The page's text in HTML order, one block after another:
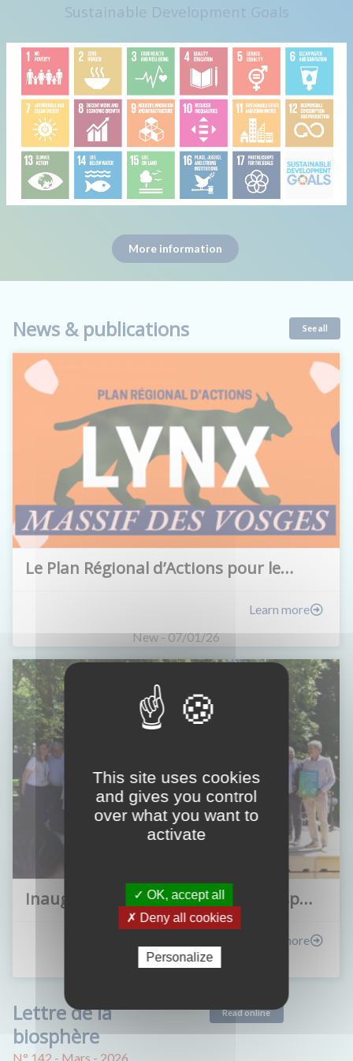
Sustainable Development Goals
More information
News & publications See all
Le Plan Régional d’Actions pour le…
Learn more
New - 07/01/26
Inauguration de la Réserve de biosp…
Learn more
New - 07/01/26
Lettre de la
biosphère
N° 142 - Mars - 2026
Read online
This site uses cookies
and gives you control
over what you want to
activate
✓ OK, accept all
✗ Deny all cookies
Personalize